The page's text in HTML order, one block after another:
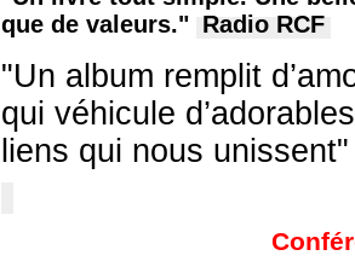
que de valeurs." Radio RCF
"Un album remplit
qui véhicule
liens qui nous unissent"